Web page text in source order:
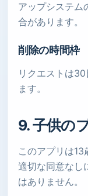
アップシステム
合があります。
削除の時間枠
リクエストは
ます。
9. 子供の
このアプリは13
適切な同意なし
はありません。